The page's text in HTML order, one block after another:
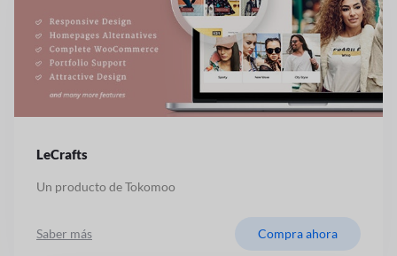
LeCrafts
Un producto de Tokomoo
Saber más Compra ahora